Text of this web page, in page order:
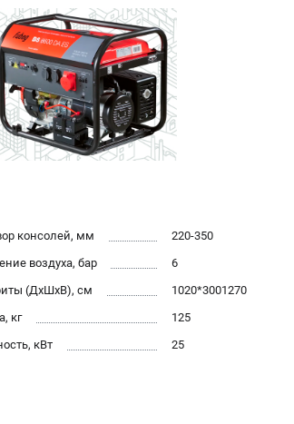
консолей, мм
220-350
воздуха, бар
6
(ДхШхВ), см
1020*3001270
кг
125
кВт
25